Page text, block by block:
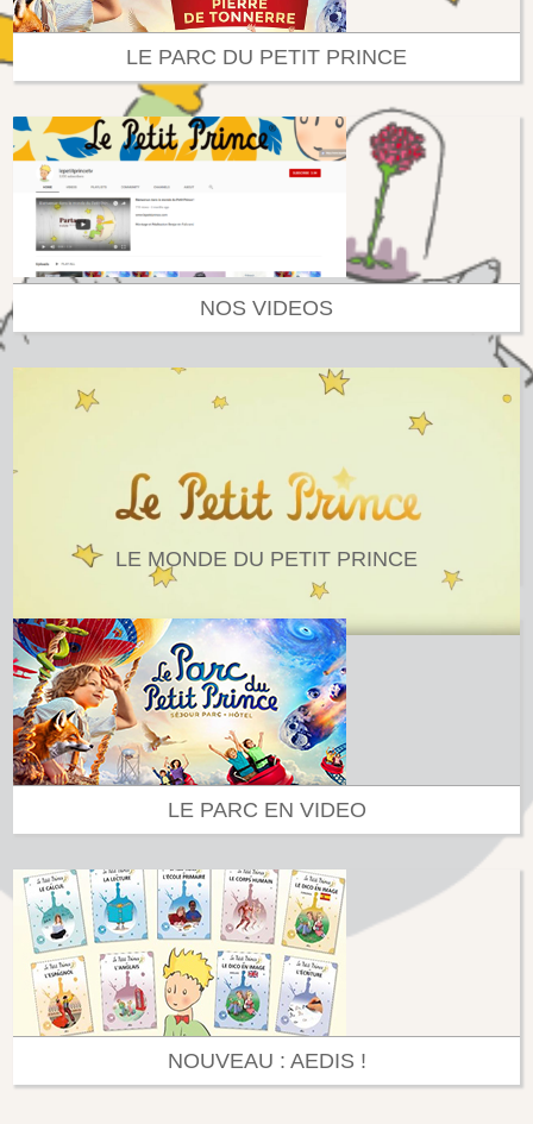
LE PARC DU PETIT PRINCE
NOS VIDEOS
LE MONDE DU PETIT PRINCE
LE PARC EN VIDEO
NOUVEAU : AEDIS !